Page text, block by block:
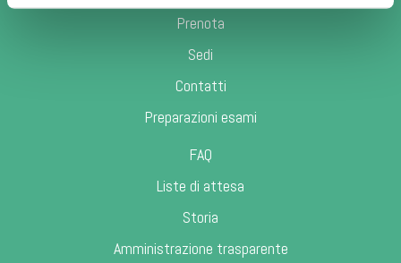
Prenota
Sedi
Contatti
Preparazioni esami
FAQ
Liste di attesa
Storia
Amministrazione trasparente